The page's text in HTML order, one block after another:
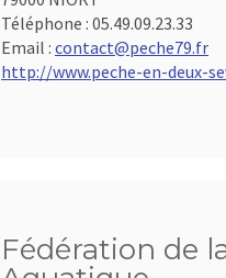
Téléphone : 05.49.09.23.33
Email : contact@peche79.fr
http://www.peche-en-deux-
Fédération de